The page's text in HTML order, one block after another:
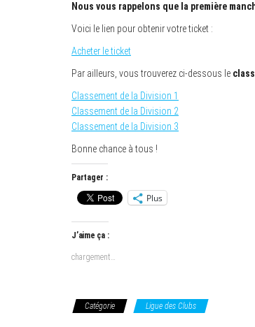
Nous vous rappelons que la première
Voici le lien pour obtenir votre ticket :
Acheter le ticket
Par ailleurs, vous trouverez ci-dessous le
Classement de la Division 1
Classement de la Division 2
Classement de la Division 3
Bonne chance à tous !
Partager :
Plus
J’aime ça :
chargement…
Catégorie Ligue des Clubs